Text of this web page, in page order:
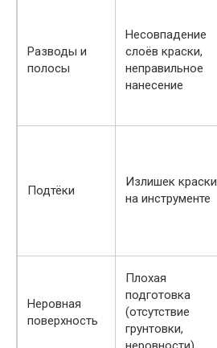
Разводы и
полосы
Несовпадение
слоёв краски,
неправильное
нанесение
Подтёки
Излишек краски
на инструменте
Неровная
поверхность
Плохая
подготовка
(отсутствие
грунтовки,